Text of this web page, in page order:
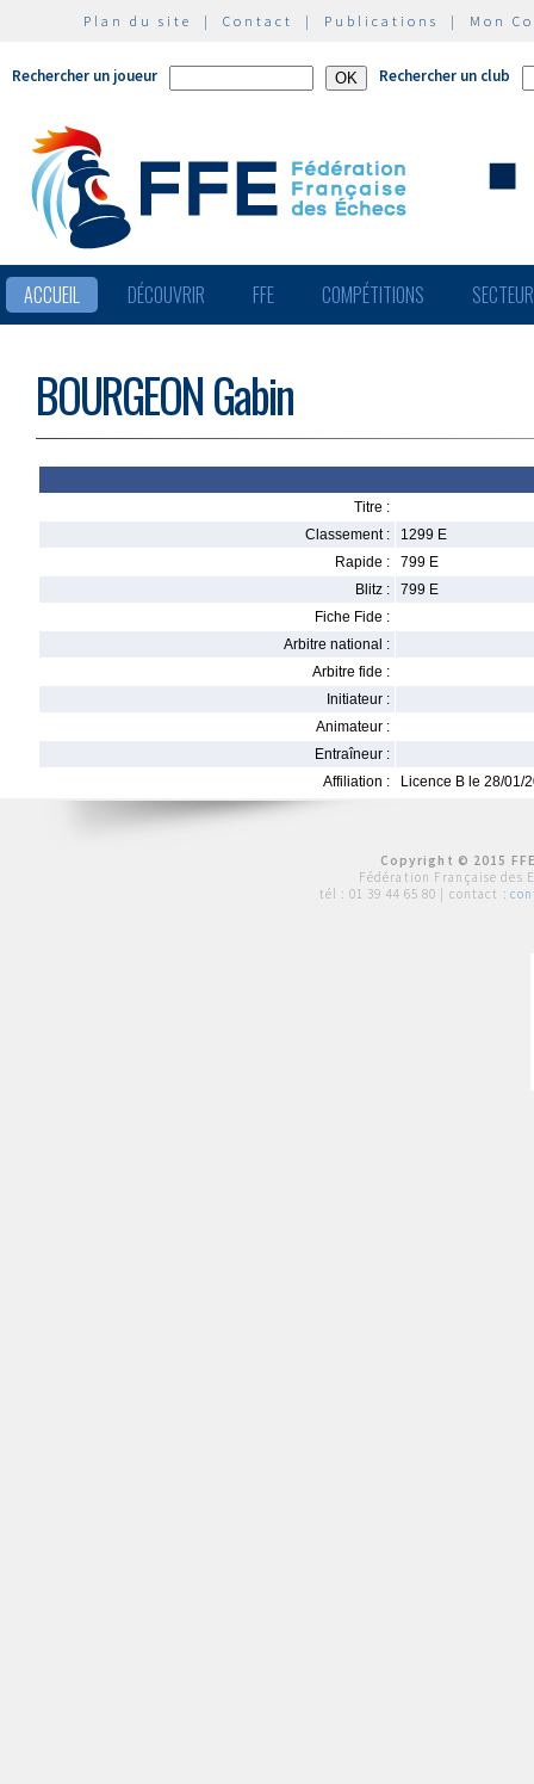
Plan du site | Contact | Publications | Mon
Rechercher un joueur Rechercher un club
ACCUEIL DÉCOUVRIR FFE COMPÉTITIONS
BOURGEON Gabin
Titre :
Classement :
1299 E
Rapide :
799 E
Blitz :
799 E
Fiche Fide :
Arbitre national :
Arbitre fide :
Initiateur :
Animateur :
Entraîneur :
Affiliation :
Licence B le 28/01/
Copyright © 2015
Fédération Française des
tél : 01 39 44 65 80 | contact :